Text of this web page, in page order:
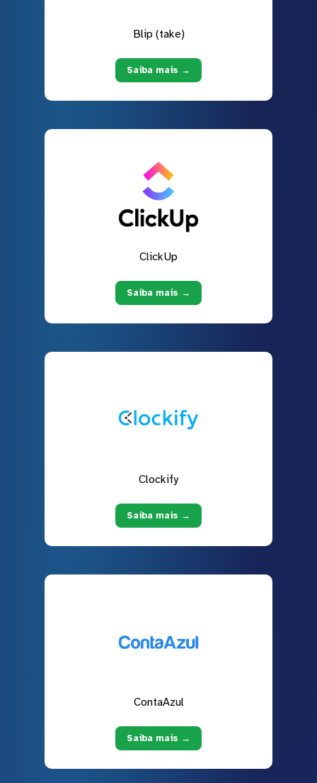
Blip (take)
Saiba mais →
ClickUp
Saiba mais →
Clockify
Saiba mais →
ContaAzul
Saiba mais →